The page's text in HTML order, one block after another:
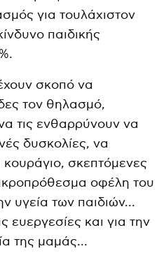
για τουλάχιστον
παιδικής
σκοπό να
τον θηλασμό,
τις ενθαρρύνουν να
δυσκολίες, να
σκεπτόμενες
οφέλη του
υγεία των παιδιών…
ευεργεσίες και για την
της μαμάς…